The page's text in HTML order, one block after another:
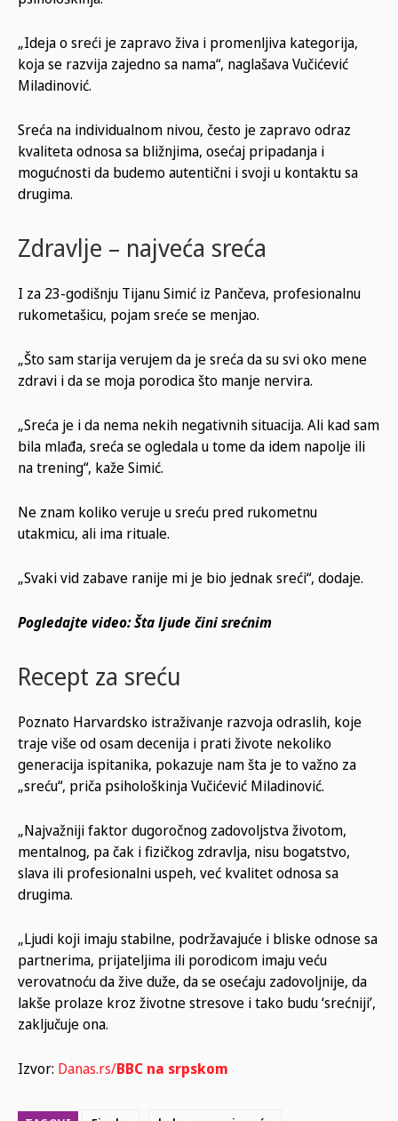
„Ideja o sreći je zapravo živa i promenljiva kategorija,
koja se razvija zajedno sa nama“, naglašava Vučićević
Miladinović.
Sreća na individualnom nivou, često je zapravo odraz
kvaliteta odnosa sa bližnjima, osećaj pripadanja i
mogućnosti da budemo autentični i svoji u kontaktu sa
drugima.
Zdravlje – najveća sreća
I za 23-godišnju Tijanu Simić iz Pančeva, profesionalnu
rukometašicu, pojam sreće se menjao.
„Što sam starija verujem da je sreća da su svi oko mene
zdravi i da se moja porodica što manje nervira.
„Sreća je i da nema nekih negativnih situacija. Ali kad sam
bila mlađa, sreća se ogledala u tome da idem napolje ili
na trening“, kaže Simić.
Ne znam koliko veruje u sreću pred rukometnu
utakmicu, ali ima rituale.
„Svaki vid zabave ranije mi je bio jednak sreći“, dodaje.
Pogledajte video: Šta ljude čini srećnim
Recept za sreću
Poznato Harvardsko istraživanje razvoja odraslih, koje
traje više od osam decenija i prati živote nekoliko
generacija ispitanika, pokazuje nam šta je to važno za
„sreću“, priča psihološkinja Vučićević Miladinović.
„Najvažniji faktor dugoročnog zadovoljstva životom,
mentalnog, pa čak i fizičkog zdravlja, nisu bogatstvo,
slava ili profesionalni uspeh, već kvalitet odnosa sa
drugima.
„Ljudi koji imaju stabilne, podržavajuće i bliske odnose sa
partnerima, prijateljima ili porodicom imaju veću
verovatnoću da žive duže, da se osećaju zadovoljnije, da
lakše prolaze kroz životne stresove i tako budu ‘srećniji’,
zaključuje ona.
Izvor: Danas.rs/BBC na srpskom